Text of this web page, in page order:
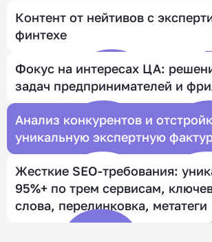
Контент от нейтивов с
финтехе
Фокус на интересах ЦА:
задач предпринимателей и
Анализ конкурентов и
уникальную экспертную
Жесткие SEO-требования:
95%+ по трем сервисам,
слова, перелинковка, метатеги